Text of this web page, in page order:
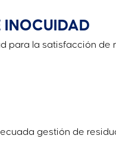
INOCUIDAD
para la satisfacción de
gestión de